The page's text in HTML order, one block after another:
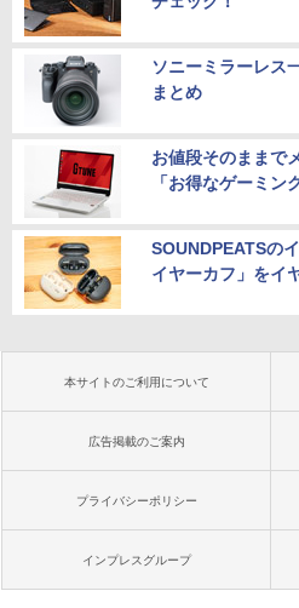
ソニーミラーレス
まとめ
お値段そのままで
「お得なゲーミン
SOUNDPEATSの
イヤーカフ」をイ
本サイトのご利用について
広告掲載のご案内
プライバシーポリシー
インプレスグループ